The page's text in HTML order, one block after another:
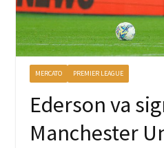
MERCATO PREMIER LEAGUE
Ederson va
Manchester